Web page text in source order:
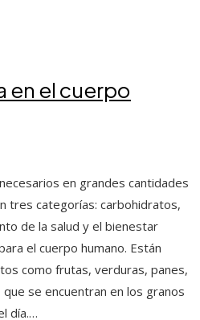
en el cuerpo
en grandes cantidades
tres categorías: carbohidratos,
de la salud y el bienestar
el cuerpo humano. Están
como frutas, verduras, panes,
se encuentran en los granos
día.…